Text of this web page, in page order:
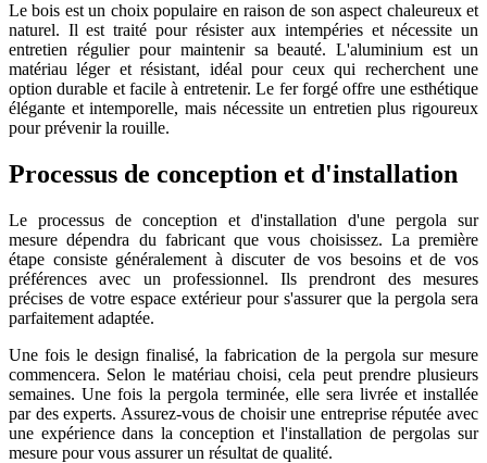
Le bois est un choix populaire en raison de son aspect chaleureux et
naturel. Il est traité pour résister aux intempéries et nécessite un
entretien régulier pour maintenir sa beauté. L'aluminium est un
matériau léger et résistant, idéal pour ceux qui recherchent une
option durable et facile à entretenir. Le fer forgé offre une esthétique
élégante et intemporelle, mais nécessite un entretien plus rigoureux
pour prévenir la rouille.
Processus de conception et d'installation
Le processus de conception et d'installation d'une pergola sur
mesure dépendra du fabricant que vous choisissez. La première
étape consiste généralement à discuter de vos besoins et de vos
préférences avec un professionnel. Ils prendront des mesures
précises de votre espace extérieur pour s'assurer que la pergola sera
parfaitement adaptée.
Une fois le design finalisé, la fabrication de la pergola sur mesure
commencera. Selon le matériau choisi, cela peut prendre plusieurs
semaines. Une fois la pergola terminée, elle sera livrée et installée
par des experts. Assurez-vous de choisir une entreprise réputée avec
une expérience dans la conception et l'installation de pergolas sur
mesure pour vous assurer un résultat de qualité.